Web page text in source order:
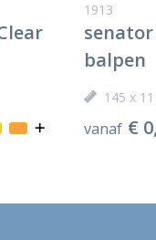
1913
senator
balpen
145 x
vanaf €